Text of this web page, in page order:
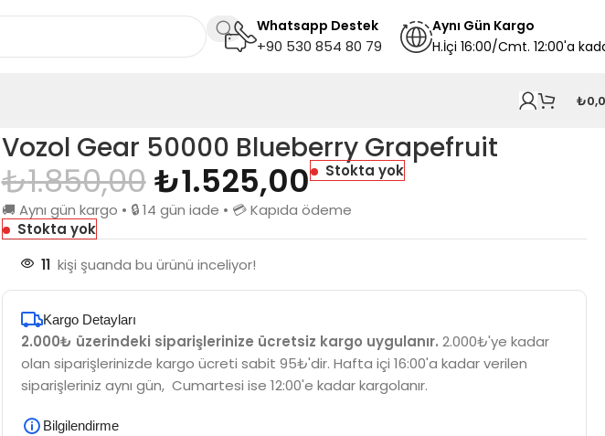
Whatsapp Destek
+90 530 854 80 79
Aynı Gün Kargo
H.İçi 16:00/Cmt. 12:00'a
₺
Vozol Gear 50000 Blueberry Grapefruit
₺1.850,00₺1.525,00 Stokta yok
🚚 Aynı gün kargo • 🔒 14 gün iade • 💳 Kapıda ödeme
Stokta yok
11 kişi şuanda bu ürünü inceliyor!
Kargo Detayları
2.000₺ üzerindeki siparişlerinize ücretsiz kargo uygulanır. 2.000₺'ye kadar
olan siparişlerinizde kargo ücreti sabit 95₺'dir. Hafta içi 16:00'a kadar verilen
siparişleriniz aynı gün, Cumartesi ise 12:00'e kadar kargolanır.
Bilgilendirme